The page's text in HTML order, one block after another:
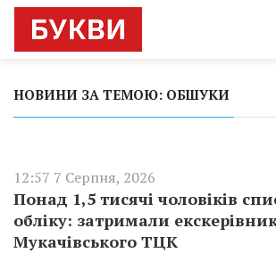
НОВИНИ ЗА ТЕМОЮ: ОБШУКИ
12:57 7 Серпня, 2026
Понад 1,5 тисячі чоловіків
обліку: затримали
Мукачівського ТЦК